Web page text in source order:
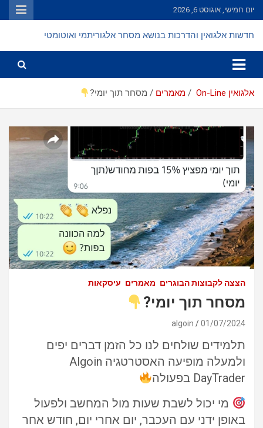
Skip
to
יום חמישי, אוגוסט 6, 2026
חדשות אלגואין והדרכות בנושא מסחר אלגוריתמי ואוטומטי
אלגואין On-Line מאמרים מסחר תוך יומי?
הצצה לקבוצות הבוגרים מאמרים עיסקאות
מסחר תוך יומי?
01/07/2024
algoin
תלמידים שולחים לנו כל הזמן דברים יפים
ולמעלה מופיעה האסטרטגיה Algoin
DayTrader בפעולה
מי יכול לשבת שעות מול המחשב ולפעול
באופן ידני עם העכבר, יום אחרי יום, חודש אחר